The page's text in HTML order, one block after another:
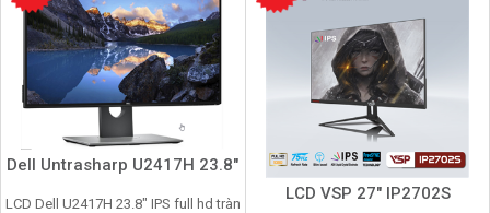
Dell Untrasharp U2417H 23.8"
LCD Dell U2417H 23.8" IPS full hd tràn
LCD VSP 27" IP2702S